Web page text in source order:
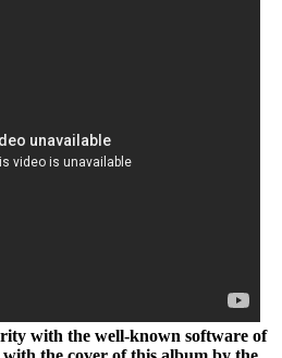
with the well-known software of